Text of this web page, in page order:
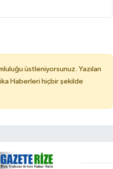
üstleniyorsunuz. Yazılan
Haberleri hiçbir şekilde